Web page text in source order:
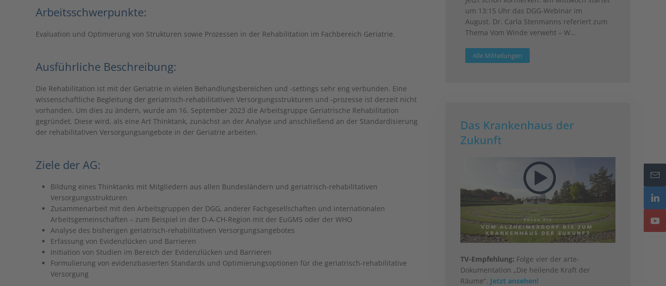
Arbeitsschwerpunkte:
Evaluation und Optimierung von Strukturen sowie Prozessen in der Rehabilitation im Fachbereich Geriatrie.
Ausführliche Beschreibung:
Die Rehabilitation ist mit der Geriatrie in vielen Behandlungsbereichen und -settings sehr eng verbunden. Eine
wissenschaftliche Begleitung der geriatrisch-rehabilitativen Versorgungsstrukturen und -prozesse ist derzeit nicht
vorhanden. Um dies zu ändern, wurde am 16. September 2023 die Arbeitsgruppe Geriatrische Rehabilitation
gegründet. Diese wird, als eine Art Thinktank, zunächst an der Analyse und anschließend an der Standardisierung
der rehabilitativen Versorgungsangebote in der Geriatrie arbeiten.
Ziele der AG:
Bildung eines Thinktanks mit Mitgliedern aus allen Bundesländern und geriatrisch-rehabilitativen
Versorgungsstrukturen
Zusammenarbeit mit den Arbeitsgruppen der DGG, anderer Fachgesellschaften und internationalen
Arbeitsgemeinschaften – zum Beispiel in der D-A-CH-Region mit der EuGMS oder der WHO
Analyse des bisherigen geriatrisch-rehabilitativen Versorgungsangebotes
Erfassung von Evidenzlücken und Barrieren
Initiation von Studien im Bereich der Evidenzlücken und Barrieren
Formulierung von evidenzbasierten Standards und Optimierungsoptionen für die geriatrisch-rehabilitative
Versorgung
um 13:15 Uhr das DGG-Webinar im
August. Dr. Carla Stenmanns referiert zum
Thema Vom Winde verweht – W…
Alle Mitteilungen
Das Krankenhaus der
Zukunft
TV-Empfehlung: Folge vier der arte-
Dokumentation „Die heilende Kraft der
Räume“. Jetzt ansehen!